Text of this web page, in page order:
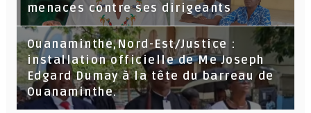
menaces contre ses dirigeants
Ouanaminthe,Nord-Est/Justice :
installation officielle de Me Joseph
Edgard Dumay à la tête du barreau de
Ouanaminthe.